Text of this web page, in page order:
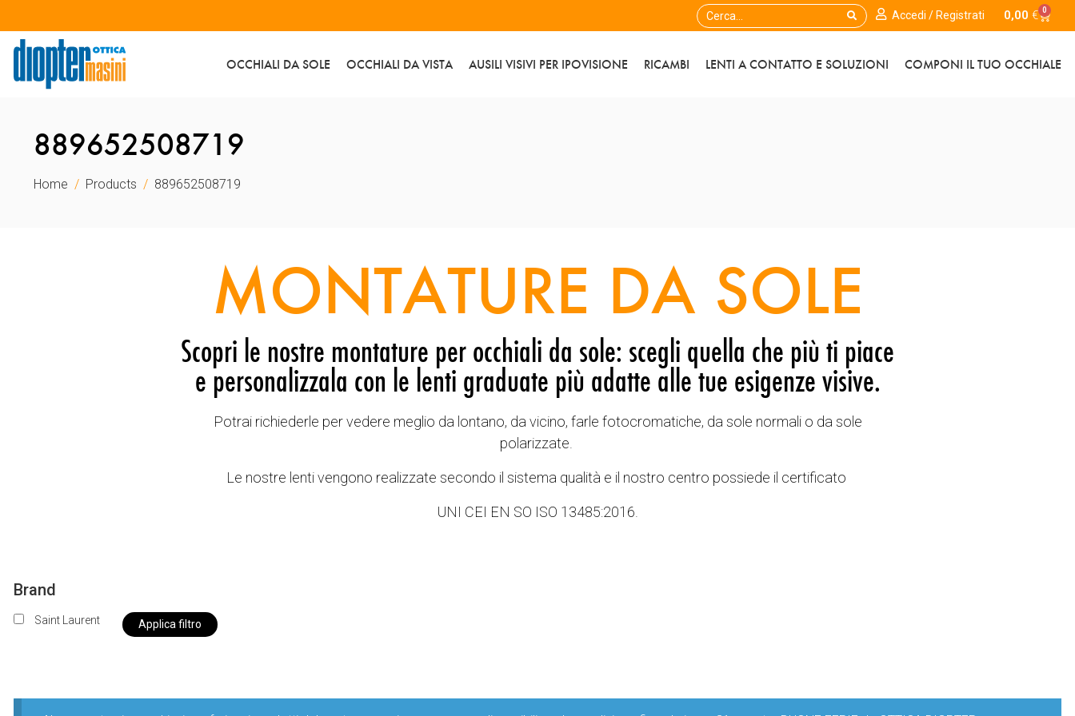
Accedi / Registrati 0,00 € 0
OCCHIALI DA SOLE OCCHIALI DA VISTA AUSILI VISIVI PER IPOVISIONE RICAMBI LENTI A CONTATTO E SOLUZIONI COMPONI IL TUO OCCHIALE
889652508719
Home Products 889652508719
MONTATURE DA SOLE
Scopri le nostre montature per occhiali da sole: scegli quella che più ti piace
e personalizzala con le lenti graduate più adatte alle tue esigenze visive.
Potrai richiederle per vedere meglio da lontano, da vicino, farle fotocromatiche, da sole normali o da sole
polarizzate.
Le nostre lenti vengono realizzate secondo il sistema qualità e il nostro centro possiede il certificato
UNI CEI EN SO ISO 13485:2016.
Brand
Saint Laurent Applica filtro